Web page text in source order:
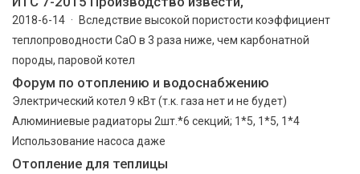
2018-6-14 · Вследствие высокой пористости коэффициент
теплопроводности СаО в 3 раза ниже, чем карбонатной
породы, паровой котел
Форум по отоплению и водоснабжению
Электрический котел 9 кВт (т.к. газа нет и не будет)
Алюминиевые радиаторы 2шт.*6 секций; 1*5, 1*5, 1*4
Использование насоса даже
Отопление для теплицы